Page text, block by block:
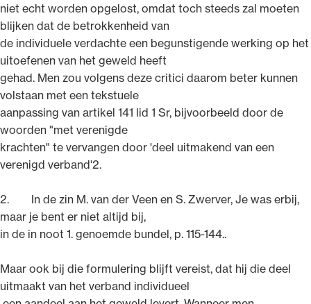
niet echt worden opgelost, omdat toch steeds zal moeten
blijken dat de betrokkenheid van
de individuele verdachte een begunstigende werking op het
uitoefenen van het geweld heeft
gehad. Men zou volgens deze critici daarom beter kunnen
volstaan met een tekstuele
aanpassing van artikel 141 lid 1 Sr, bijvoorbeeld door de
woorden "met verenigde
krachten" te vervangen door 'deel uitmakend van een
verenigd verband'2.
2. In de zin M. van der Veen en S. Zwerver, Je was erbij,
maar je bent er niet altijd bij,
in de in noot 1. genoemde bundel, p. 115-144..
Maar ook bij die formulering blijft vereist, dat hij die deel
uitmaakt van het verband individueel